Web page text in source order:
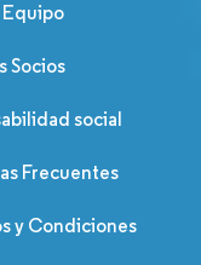
Socios
social
Frecuentes
y Condiciones